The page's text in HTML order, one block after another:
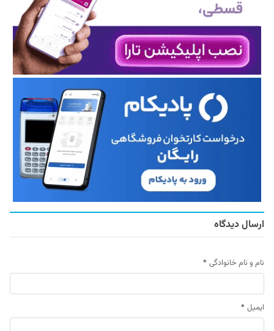
ارسال دیدگاه
نام و نام خانوادگی *
ایمیل *